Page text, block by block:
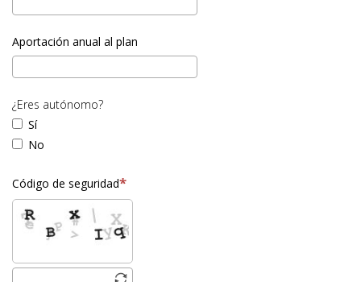
Aportación anual al plan
¿Eres autónomo?
Sí
No
Código de seguridad